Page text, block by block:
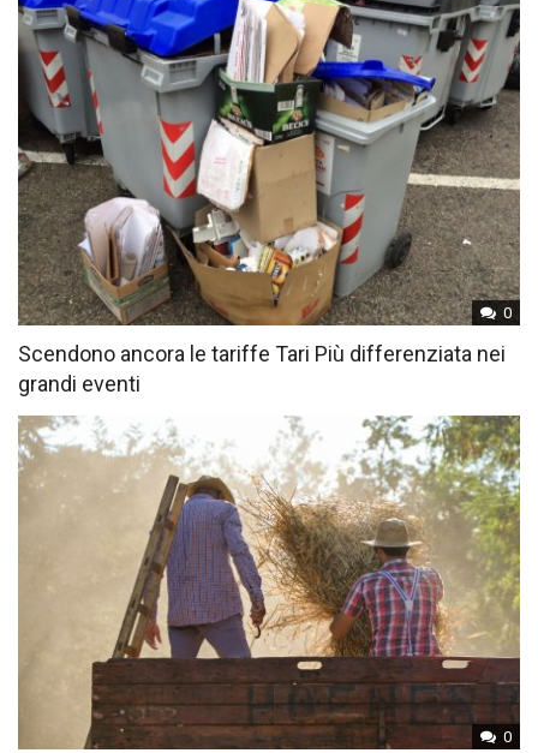
0
Scendono ancora le tariffe Tari Più differenziata nei
grandi eventi
0